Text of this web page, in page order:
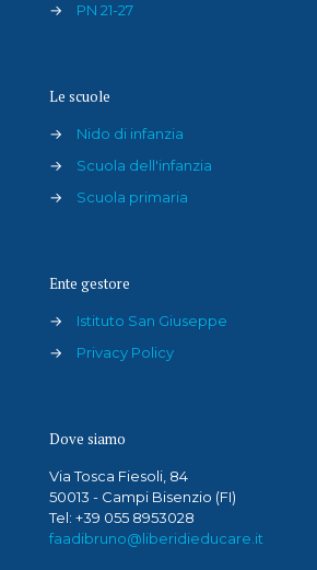
→
PN 21-27
Le scuole
→
Nido di infanzia
→
Scuola dell'infanzia
→
Scuola primaria
Ente gestore
→
Istituto San Giuseppe
→
Privacy Policy
Dove siamo
Via Tosca Fiesoli, 84
50013 - Campi Bisenzio (FI)
Tel: +39 055 8953028
faadibruno@liberidieducare.it